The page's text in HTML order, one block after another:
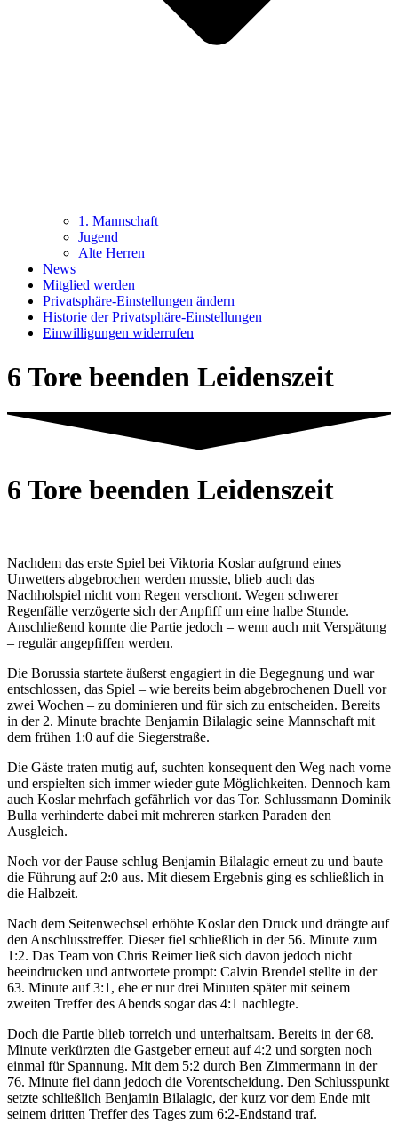
1. Mannschaft
Jugend
Alte Herren
News
Mitglied werden
Privatsphäre-Einstellungen ändern
Historie der Privatsphäre-Einstellungen
Einwilligungen widerrufen
6 Tore beenden Leidenszeit
6 Tore beenden Leidenszeit
Nachdem das erste Spiel bei Viktoria Koslar aufgrund eines
Unwetters abgebrochen werden musste, blieb auch das
Nachholspiel nicht vom Regen verschont. Wegen schwerer
Regenfälle verzögerte sich der Anpfiff um eine halbe Stunde.
Anschließend konnte die Partie jedoch – wenn auch mit Verspätung
– regulär angepfiffen werden.
Die Borussia startete äußerst engagiert in die Begegnung und war
entschlossen, das Spiel – wie bereits beim abgebrochenen Duell vor
zwei Wochen – zu dominieren und für sich zu entscheiden. Bereits
in der 2. Minute brachte Benjamin Bilalagic seine Mannschaft mit
dem frühen 1:0 auf die Siegerstraße.
Die Gäste traten mutig auf, suchten konsequent den Weg nach vorne
und erspielten sich immer wieder gute Möglichkeiten. Dennoch kam
auch Koslar mehrfach gefährlich vor das Tor. Schlussmann Dominik
Bulla verhinderte dabei mit mehreren starken Paraden den
Ausgleich.
Noch vor der Pause schlug Benjamin Bilalagic erneut zu und baute
die Führung auf 2:0 aus. Mit diesem Ergebnis ging es schließlich in
die Halbzeit.
Nach dem Seitenwechsel erhöhte Koslar den Druck und drängte auf
den Anschlusstreffer. Dieser fiel schließlich in der 56. Minute zum
1:2. Das Team von Chris Reimer ließ sich davon jedoch nicht
beeindrucken und antwortete prompt: Calvin Brendel stellte in der
63. Minute auf 3:1, ehe er nur drei Minuten später mit seinem
zweiten Treffer des Abends sogar das 4:1 nachlegte.
Doch die Partie blieb torreich und unterhaltsam. Bereits in der 68.
Minute verkürzten die Gastgeber erneut auf 4:2 und sorgten noch
einmal für Spannung. Mit dem 5:2 durch Ben Zimmermann in der
76. Minute fiel dann jedoch die Vorentscheidung. Den Schlusspunkt
setzte schließlich Benjamin Bilalagic, der kurz vor dem Ende mit
seinem dritten Treffer des Tages zum 6:2-Endstand traf.